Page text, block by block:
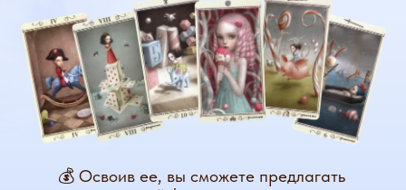
💰 Освоив ее, вы сможете предлагать